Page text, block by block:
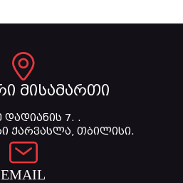
მისამართი
დადიანის 7. .
ქარვასლა, თბილისი.
EMAIL